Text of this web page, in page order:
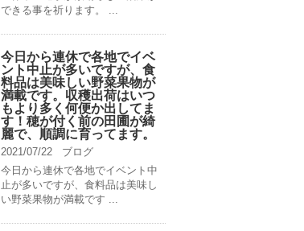
できる事を祈ります。 ...
今日から連休で各地でイベ
ント中止が多いですが、食
料品は美味しい野菜果物が
満載です。収穫出荷はいつ
もより多く何便か出してま
す！穂が付く前の田圃が綺
麗で、順調に育ってます。
2021/07/22
ブログ
今日から連休で各地でイベント中
止が多いですが、食料品は美味し
い野菜果物が満載です ...